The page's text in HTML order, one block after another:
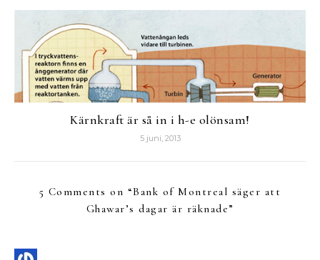
Kärnkraft är så in i h-e olönsam!
5 juni, 2013
5 Comments on “Bank of Montreal säger att
Ghawar’s dagar är räknade”